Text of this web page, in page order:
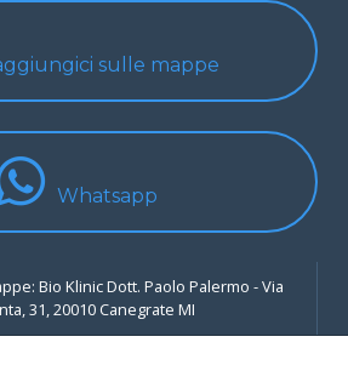
sulle mappe
Whatsapp
Bio Klinic Dott. Paolo Palermo - Via
31, 20010 Canegrate MI